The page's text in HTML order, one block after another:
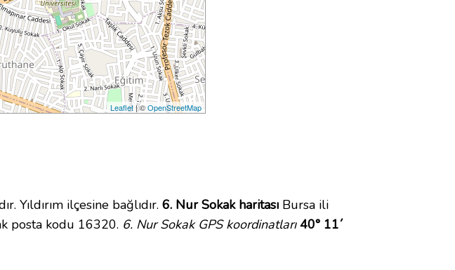
Leaflet| ©OpenStreetMap
ilçesine bağlıdır. 6. Nur Sokak haritası Bursa ili
posta kodu 16320. 6. Nur Sokak GPS koordinatları 40° 11´